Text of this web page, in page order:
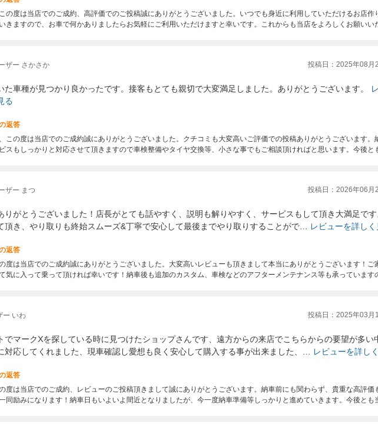
の度は当店でのご成約、高評価でのご投稿誠にありがとうございました。いつでも身近に利用していただけるお店作
きますので、お車で何かありましたらお気軽にご利用いただけますと幸いです。これからも当店をよろしくお願い
ザー さかさか 投稿日：2025年08月
た車種が見つかり良かったです。接客もとても親切で大変満足しました。ありがとうございます。
る
返答
この度は当店でのご成約誠にありがとうございました。クチコミも大変高いご評価での投稿ありがとうございます。
スもしっかりと対応させて頂きますので車検整備やタイヤ交換等、小さな事でもご相談頂ければと思います。今後
ザー まつ 投稿日：2026年06月
りがとうございました！店長がとても話やすく、説明も解りやすく、サービスもして頂き大満足で
頂き、やり取りも終始スムーズ&丁寧で安心して最後までやり取りすることがで…
レビューを詳しく
返答
度は当店でのご成約誠にありがとうございました。大変高いレビューも頂きまして本当にありがとうございます！ご
気に入って乗って頂ければ幸いです！納車後も追加のカスタム、車検などのアフターメンテナンス等も承っていま
ー いわ 投稿日：2025年03月
でマークXを探している時に見つけたショップさんです、遠方からの来店でこちらからの要望が多い
対応してくれました、現車確認し愛想も良く安心して購入する事が出来ました、…
レビューを詳し
返答
度は当店でのご成約、レビューのご投稿頂きまして誠にありがとうございます。納車前にも関わらず、貴重な高評価
同励みになります！納車日もいよいよ間近となりましたが、今一度納車準備等しっかりと進めていきます。今後と